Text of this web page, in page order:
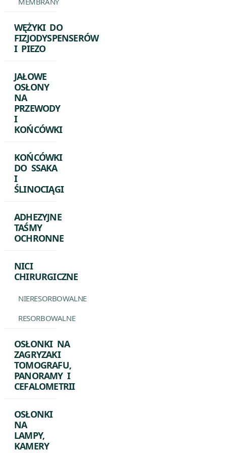
WĘŻYKI DO
FIZJODYSPENSERÓW
I PIEZO
JAŁOWE
OSŁONY
NA
PRZEWODY
I
KOŃCÓWKI
KOŃCÓWKI
DO SSAKA
I
ŚLINOCIĄGI
ADHEZYJNE
TAŚMY
OCHRONNE
NICI
CHIRURGICZNE
NIERESORBOWALNE
RESORBOWALNE
OSŁONKI NA
ZAGRYZAKI
TOMOGRAFU,
PANORAMY I
CEFALOMETRII
OSŁONKI
NA
LAMPY,
KAMERY